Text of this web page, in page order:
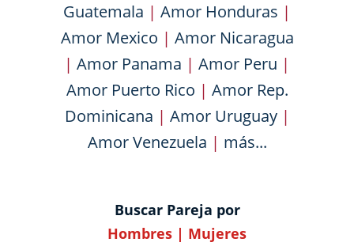
Guatemala | Amor Honduras |
Amor Mexico | Amor Nicaragua
| Amor Panama | Amor Peru |
Amor Puerto Rico | Amor Rep.
Dominicana | Amor Uruguay|
Amor Venezuela | más...
Buscar Pareja por
Hombres | Mujeres